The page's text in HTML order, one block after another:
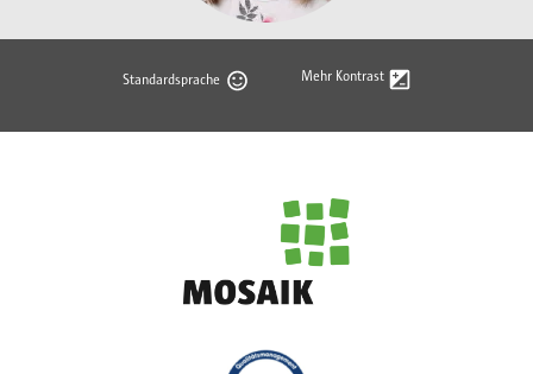
Standardsprache Mehr Kontrast